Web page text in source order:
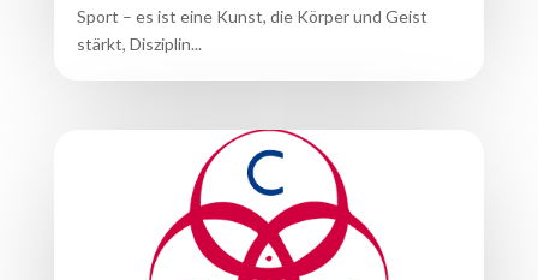
Sport – es ist eine Kunst, die Körper und Geist
stärkt, Disziplin...